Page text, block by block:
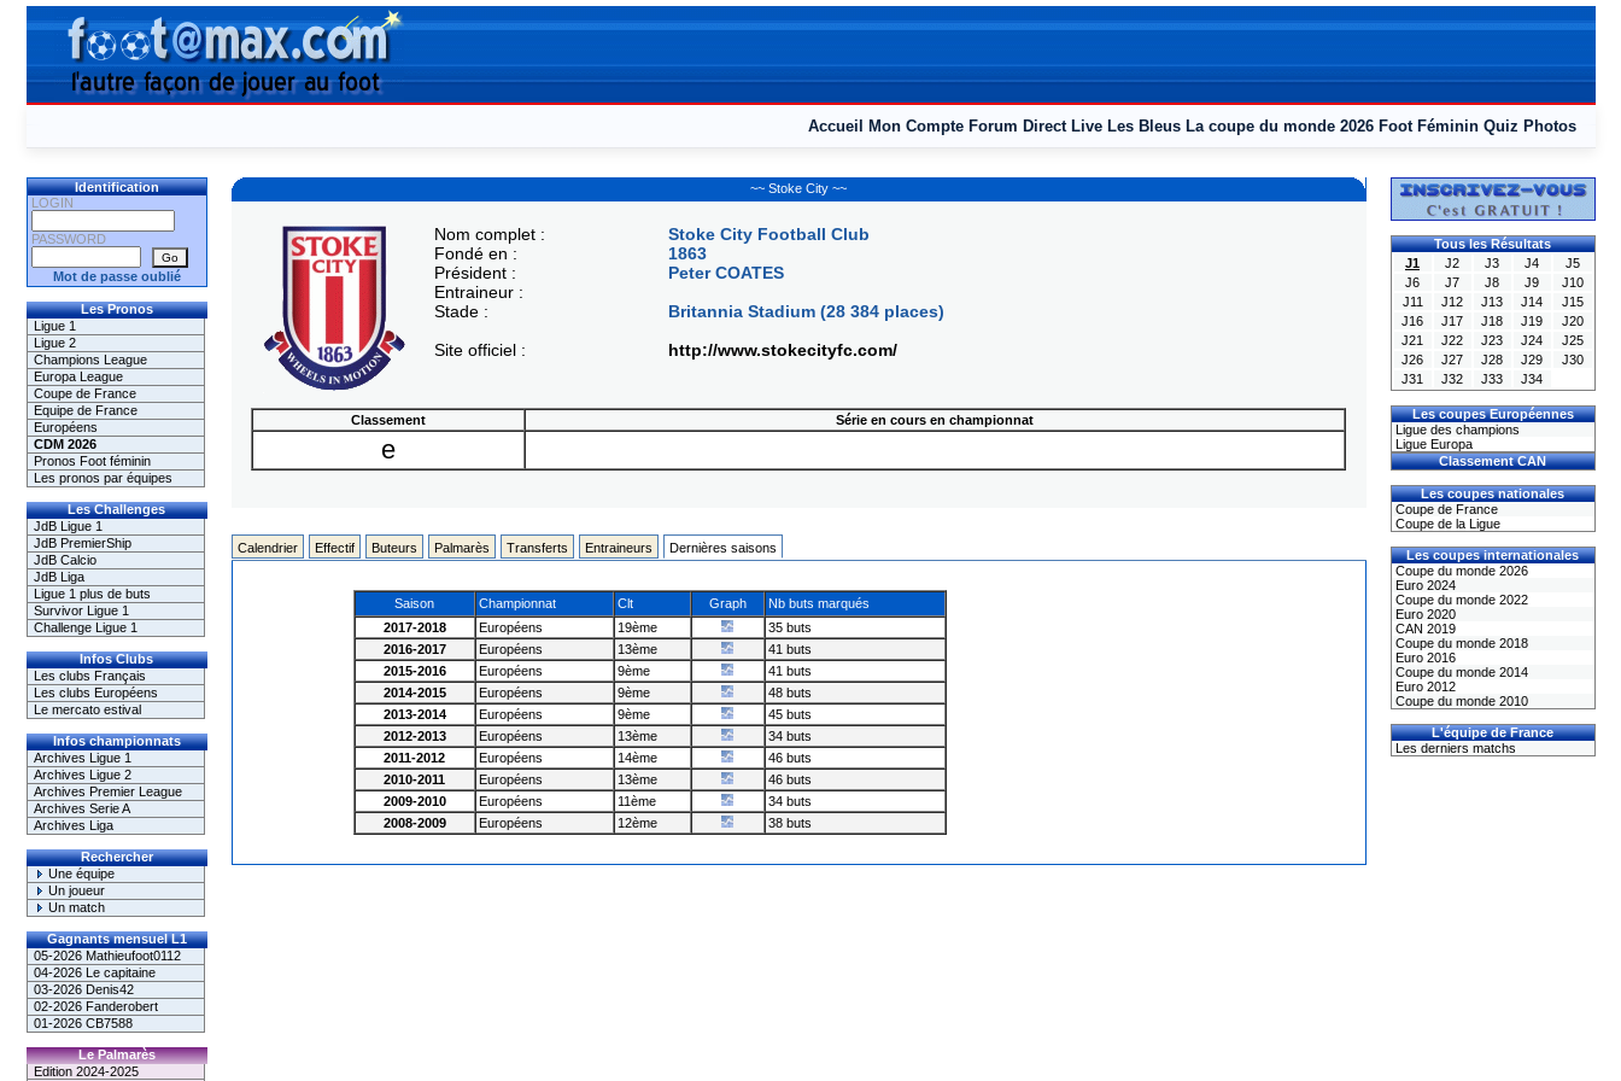
Accueil Mon Compte Forum Direct Live Les Bleus La coupe du monde 2026 Foot Féminin Quiz Photos
Identification
LOGIN
PASSWORD
Mot de passe oublié
Les Pronos
Ligue 1
Ligue 2
Champions League
Europa League
Coupe de France
Equipe de France
Européens
CDM 2026
Pronos Foot féminin
Les pronos par équipes
Les Challenges
JdB Ligue 1
JdB PremierShip
JdB Calcio
JdB Liga
Ligue 1 plus de buts
Survivor Ligue 1
Challenge Ligue 1
Infos Clubs
Les clubs Français
Les clubs Européens
Le mercato estival
Infos championnats
Archives Ligue 1
Archives Ligue 2
Archives Premier League
Archives Serie A
Archives Liga
Rechercher
Une équipe
Un joueur
Un match
Gagnants mensuel L1
05-2026 Mathieufoot0112
04-2026 Le capitaine
03-2026 Denis42
02-2026 Fanderobert
01-2026 CB7588
Le Palmarès
Edition 2024-2025
~~ Stoke City ~~
Nom complet :
Fondé en :
Président :
Entraineur :
Stade :
Site officiel :
Stoke City Football Club
1863
Peter COATES
Britannia Stadium (28 384 places)
http://www.stokecityfc.com/
Classement Série en cours en championnat
e
Calendrier Effectif Buteurs Palmarès Transferts Entraineurs Dernières saisons
Saison Championnat Clt Graph
Nb buts marqués
2017-2018
Européens 19ème
35 buts
2016-2017
Européens 13ème
41 buts
2015-2016
Européens 9ème
41 buts
2014-2015
Européens 9ème
48 buts
2013-2014
Européens 9ème
45 buts
2012-2013
Européens 13ème
34 buts
2011-2012
Européens 14ème
46 buts
2010-2011
Européens 13ème
46 buts
2009-2010
Européens 11ème
34 buts
2008-2009
Européens 12ème 38 buts
Tous les Résultats
J1
J2 J3 J4
J5
J6
J7 J8 J9
J10
J11
J12 J13 J14
J15
J16
J17 J18 J19
J20
J21
J22 J23 J24
J25
J26
J27 J28 J29
J30
J31
J32 J33 J34
Les coupes Européennes
Ligue des champions
Ligue Europa
Classement CAN
Les coupes nationales
Coupe de France
Coupe de la Ligue
Les coupes internationales
Coupe du monde 2026
Euro 2024
Coupe du monde 2022
Euro 2020
CAN 2019
Coupe du monde 2018
Euro 2016
Coupe du monde 2014
Euro 2012
Coupe du monde 2010
L'équipe de France
Les derniers matchs